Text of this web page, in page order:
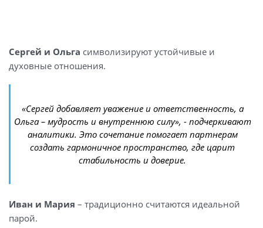
Сергей и Ольга символизируют устойчивые и
духовные отношения.
«Сергей добавляет уважение и ответственность, а
Ольга – мудрость и внутреннюю силу», - подчеркивают
аналитики. Это сочетание помогает партнерам
создать гармоничное пространство, где царит
стабильность и доверие.
Иван и Мария – традиционно считаются идеальной
парой.